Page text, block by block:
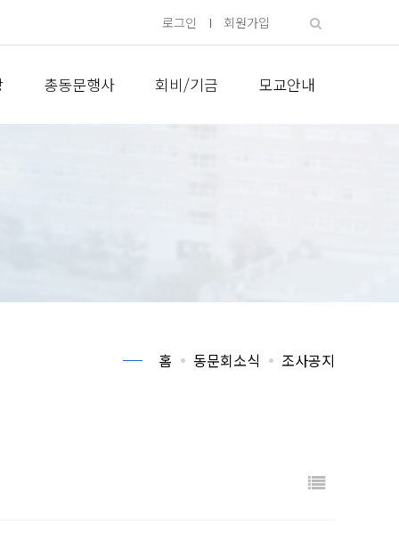
로그인 회원가입
총동문행사 회비/기금 모교안내
홈 동문회소식 조사공지